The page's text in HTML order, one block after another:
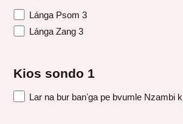
Lánga Psom 3
Lánga Zang 3
Kios sondo 1
Lar na bur banʼga pe bvumle Nzambi